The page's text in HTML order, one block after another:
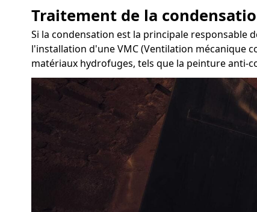
Traitement de la
Si la condensation est la principale responsable
l'installation d'une VMC (Ventilation mécanique
matériaux hydrofuges, tels que la peinture anti-